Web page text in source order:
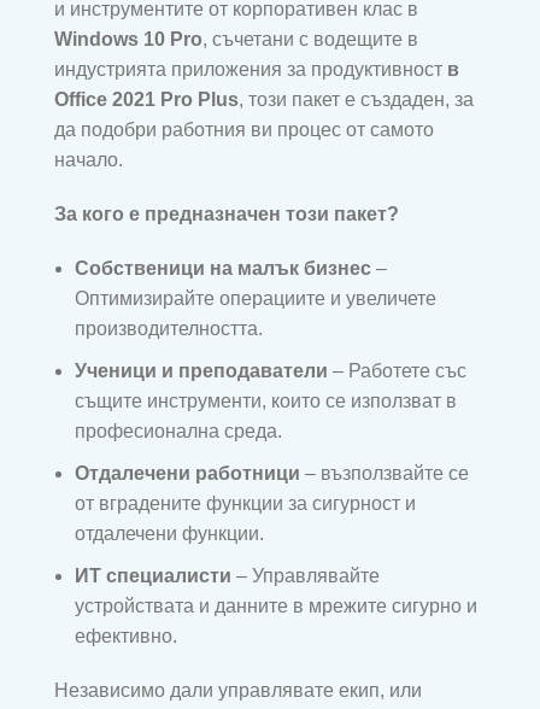
и инструментите от корпоративен клас в
Windows 10 Pro, съчетани с водещите в
индустрията приложения за продуктивност в
Office 2021 Pro Plus, този пакет е създаден, за
да подобри работния ви процес от самото
начало.
За кого е предназначен този пакет?
Собственици на малък бизнес –
Оптимизирайте операциите и увеличете
производителността.
Ученици и преподаватели – Работете със
същите инструменти, които се използват в
професионална среда.
Отдалечени работници – възползвайте се
от вградените функции за сигурност и
отдалечени функции.
ИТ специалисти – Управлявайте
устройствата и данните в мрежите сигурно и
ефективно.
Независимо дали управлявате екип, или